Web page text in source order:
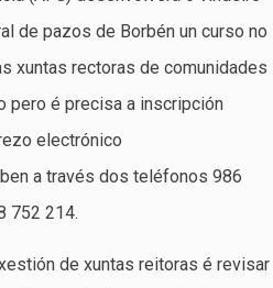
de pazos de Borbén un curso no
xuntas rectoras de comunidades
pero é precisa a inscripción
electrónico
a través dos teléfonos 986
752 214.
de xuntas reitoras é revisar